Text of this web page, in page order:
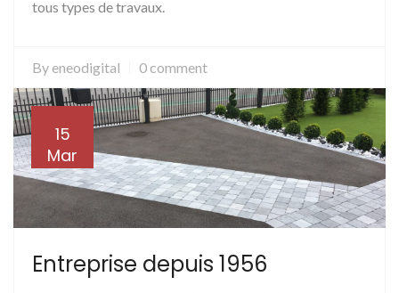
tous types de travaux.
By eneodigital 0 comment
15
Mar
Entreprise depuis 1956